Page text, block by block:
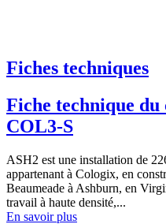
Fiches techniques
Fiche technique du
COL3-S
ASH2 est une installation de
appartenant à Cologix, en
Beaumeade à Ashburn, en
travail à haute densité,...
En savoir plus